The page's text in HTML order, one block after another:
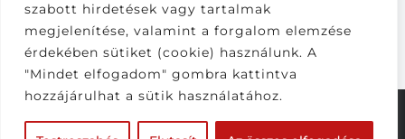
szabott hirdetések vagy tartalmak
megjelenítése, valamint a forgalom elemzése
érdekében sütiket (cookie) használunk. A
"Mindet elfogadom" gombra kattintva
hozzájárulhat a sütik használatához.
Látogatók:
282,849
© Copyright 2020 - 2026 |
jog fenntartva | Készítette a
CsabaInformatika.NET